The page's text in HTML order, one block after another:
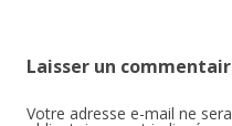
Laisser un
Votre adresse e-mail ne